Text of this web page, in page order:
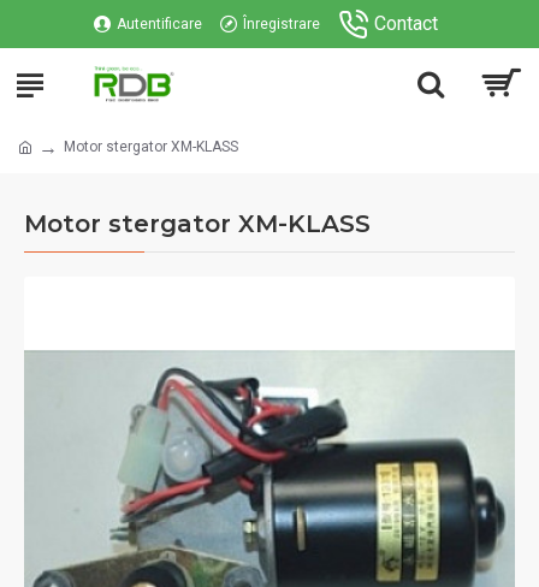
Autentificare Înregistrare Contact
Motor stergator XM-KLASS
Motor stergator XM-KLASS